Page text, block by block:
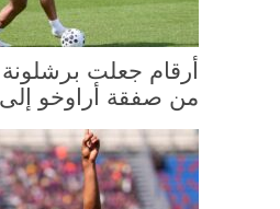
أرقام جعلت برشلونة
من صفقة أراوخو إلى